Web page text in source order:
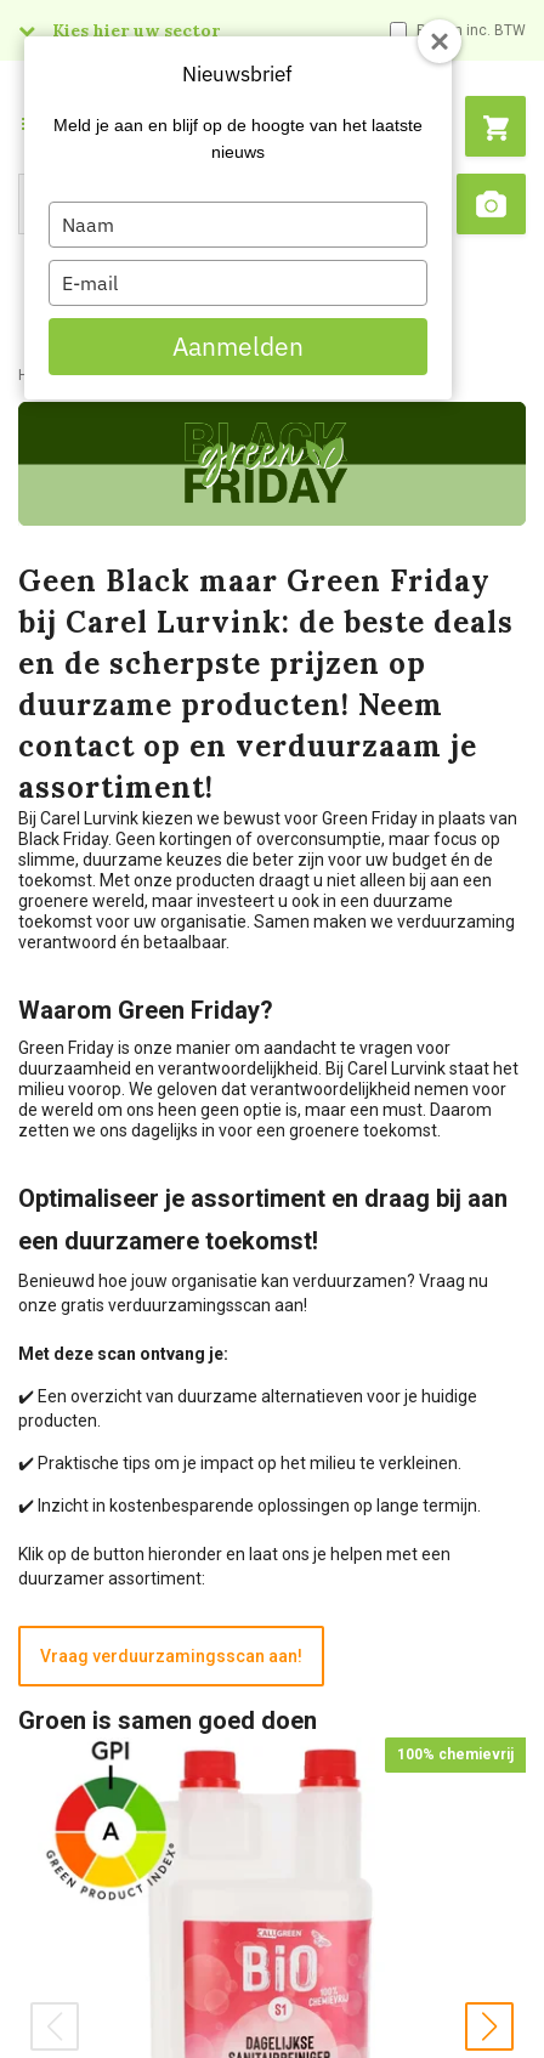
Kies hier uw sector Prijzen inc. BTW
Search
Menu
Home Content Green Friday
Geen Black maar Green Friday
bij Carel Lurvink: de beste deals
en de scherpste prijzen op
duurzame producten! Neem
contact op en verduurzaam je
assortiment!
Bij Carel Lurvink kiezen we bewust voor Green Friday in plaats van
Black Friday. Geen kortingen of overconsumptie, maar focus op
slimme, duurzame keuzes die beter zijn voor uw budget én de
toekomst. Met onze producten draagt u niet alleen bij aan een
groenere wereld, maar investeert u ook in een duurzame
toekomst voor uw organisatie. Samen maken we verduurzaming
verantwoord én betaalbaar.
Waarom Green Friday?
Green Friday is onze manier om aandacht te vragen voor
duurzaamheid en verantwoordelijkheid. Bij Carel Lurvink staat het
milieu voorop. We geloven dat verantwoordelijkheid nemen voor
de wereld om ons heen geen optie is, maar een must. Daarom
zetten we ons dagelijks in voor een groenere toekomst.
Optimaliseer je assortiment en draag bij aan
een duurzamere toekomst!
Benieuwd hoe jouw organisatie kan verduurzamen? Vraag nu
onze gratis verduurzamingsscan aan!
Met deze scan ontvang je:
✔️ Een overzicht van duurzame alternatieven voor je huidige
producten.
✔️ Praktische tips om je impact op het milieu te verkleinen.
✔️ Inzicht in kostenbesparende oplossingen op lange termijn.
Klik op de button hieronder en laat ons je helpen met een
duurzamer assortiment:
Vraag verduurzamingsscan aan!
Groen is samen goed doen
100% chemievrij
prev next
Nieuwsbrief
Meld je aan en blijf op de hoogte van het laatste
nieuws
Type
your
name
Type
your
email
Aanmelden